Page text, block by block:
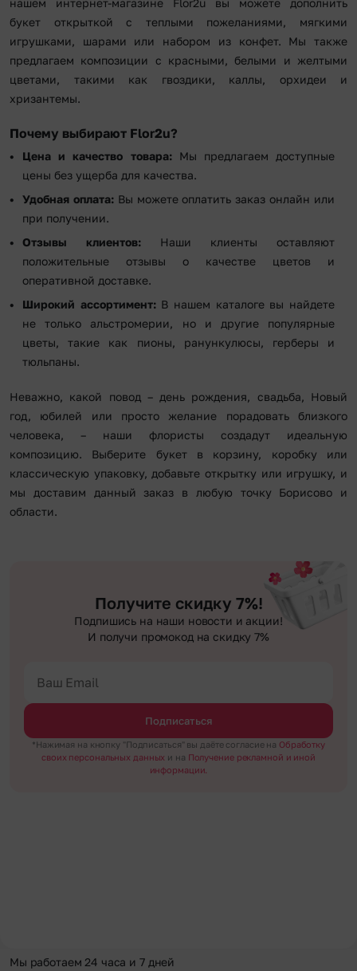
нашем интернет-магазине Flor2u вы можете дополнить
букет открыткой с теплыми пожеланиями, мягкими
игрушками, шарами или набором из конфет. Мы также
предлагаем композиции с красными, белыми и желтыми
цветами, такими как гвоздики, каллы, орхидеи и
хризантемы.
Почему выбирают Flor2u?
Цена и качество товара:Мы предлагаем доступные
цены без ущерба для качества.
Удобная оплата:Вы можете оплатить заказ онлайн или
при получении.
Отзывы клиентов: Наши клиенты оставляют
положительные отзывы о качестве цветов и
оперативной доставке.
Широкий ассортимент:В нашем каталоге вы найдете
не только альстромерии, но и другие популярные
цветы, такие как пионы, ранункулюсы, герберы и
тюльпаны.
Неважно, какой повод – день рождения, свадьба, Новый
год, юбилей или просто желание порадовать близкого
человека, – наши флористы создадут идеальную
композицию. Выберите букет в корзину, коробку или
классическую упаковку, добавьте открытку или игрушку, и
мы доставим данный заказ в любую точку Борисово и
области.
Получите скидку 7%!
Подпишись на наши новости и акции!
И получи промокод на скидку 7%
Подписаться
*Нажимая на кнопку "Подписаться" вы даёте согласие на Обработку
своих персональных данных и на Получение рекламной и иной
информации.
Мы работаем 24 часа и 7 дней